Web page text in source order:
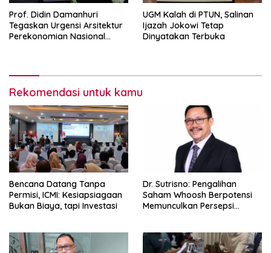
Prof. Didin Damanhuri
Tegaskan Urgensi Arsitektur
Perekonomian Nasional
UGM Kalah di PTUN, Salinan
Ijazah Jokowi Tetap
Dinyatakan Terbuka
Rekomendasi untuk kamu
Bencana Datang Tanpa
Permisi, ICMI: Kesiapsiagaan
Bukan Biaya, tapi Investasi
Dr. Sutrisno: Pengalihan
Saham Whoosh Berpotensi
Memunculkan Persepsi